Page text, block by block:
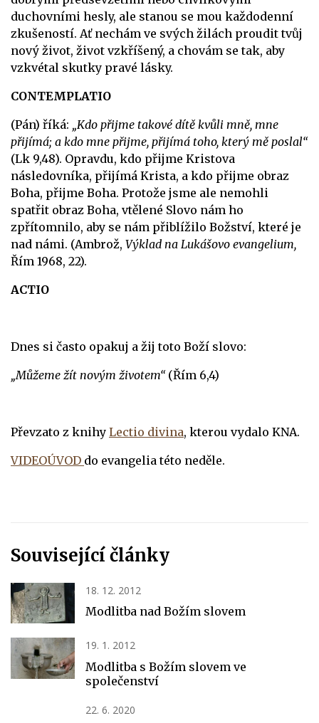
duchovními hesly, ale stanou se mou každodenní
zkušeností. Ať nechám ve svých žilách proudit tvůj
nový život, život vzkříšený, a chovám se tak, aby
vzkvétal skutky pravé lásky.
CONTEMPLATIO
(Pán) říká: „Kdo přijme takové dítě kvůli mně, mne
přijímá; a kdo mne přijme, přijímá toho, který mě poslal“
(Lk 9,48). Opravdu, kdo přijme Kristova
následovníka, přijímá Krista, a kdo přijme obraz
Boha, přijme Boha. Protože jsme ale nemohli
spatřit obraz Boha, vtělené Slovo nám ho
zpřítomnilo, aby se nám přiblížilo Božství, které je
nad námi. (Ambrož, Výklad na Lukášovo evangelium,
Řím 1968, 22).
ACTIO
Dnes si často opakuj a žij toto Boží slovo:
„Můžeme žít novým životem“ (Řím 6,4)
Převzato z knihy Lectio divina, kterou vydalo KNA.
VIDEOÚVOD do evangelia této neděle.
Související články
18. 12. 2012
Modlitba nad Božím slovem
19. 1. 2012
Modlitba s Božím slovem ve
společenství
22. 6. 2020